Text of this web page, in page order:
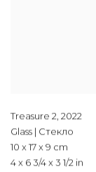
Treasure 2, 2022
Glass | Стекло
10 x 17 x 9 cm
4 x 6 3/4 x 3 1/2 in